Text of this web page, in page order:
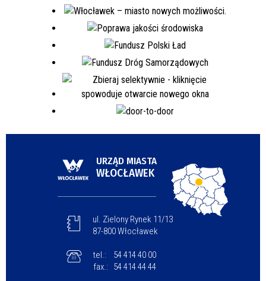
URZĄD MIASTA
WŁOCŁAWEK
ul. Zielony Rynek 11/13
87-800 Włocławek
tel.:
54 414 40 00
fax.:
54 414 44 44